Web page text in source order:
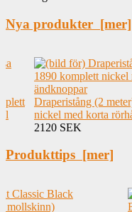
Nya produkter [mer]
Draperistång (2
nickel med korta
2120 SEK
Produkttips [mer]